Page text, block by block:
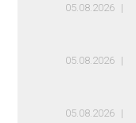
05.08.2026
05.08.2026
05.08.2026